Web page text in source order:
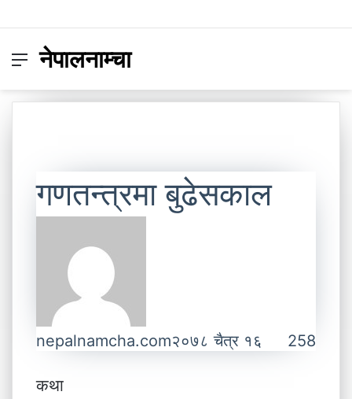
Menu
नेपालनाम्चा
गणतन्त्रमा बुढेसकाल
nepalnamcha.com२०७८ चैत्र १६ 258
कथा